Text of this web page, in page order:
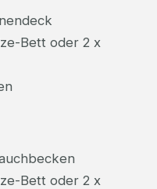
Bett oder 2 x
Bett oder 2 x